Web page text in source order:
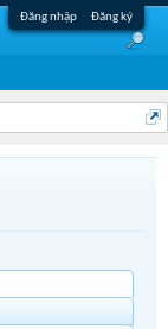
Đăng nhập Đăng ký